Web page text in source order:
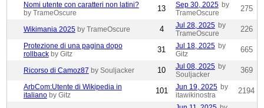
Nomi utente con caratteri non latini?
by TrameOscure
13 Sep 30, 2025 by
TrameOscure
275
Wikimania 2025 by TrameOscure 4 Jul 28, 2025 by
TrameOscure
226
Protezione di una pagina dopo
rollback by Gitz 31 Jul 18, 2025 by
Gitz
665
Ricorso di Camoz87 by Souljacker 10 Jul 08, 2025 by
Souljacker
369
ArbCom:Utente di Wikipedia in
italiano by Gitz 101 Jun 19, 2025 by
itawikinostra
2194